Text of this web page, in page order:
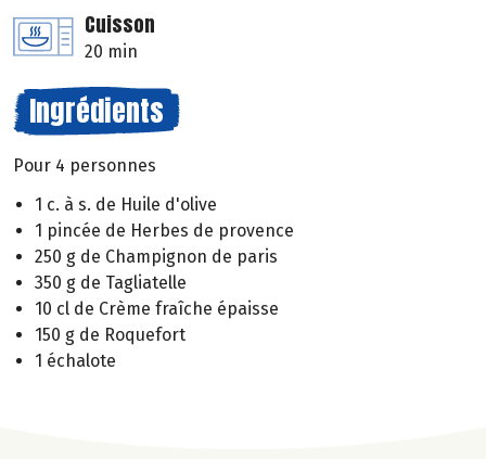
Cuisson
20 min
Ingrédients
Pour 4 personnes
1 c. à s. de Huile d'olive
1 pincée de Herbes de provence
250 g de Champignon de paris
350 g de Tagliatelle
10 cl de Crème fraîche épaisse
150 g de Roquefort
1 échalote